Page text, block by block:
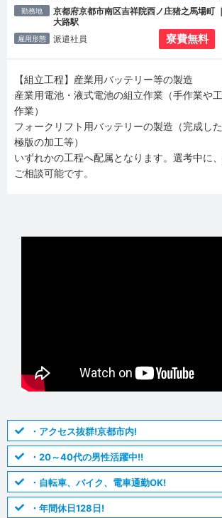
勤務地
京都府京都市南区吉祥院西ノ庄猪之馬場
大路駅
雇用形態 派遣社員 寮費無料
【組立工程】産業用バッテリー等の製造
産業用電池・液式電池の組立作業（手作業や
作業）
フォークリフト用バッテリーの製造（完成し
極版の加工等）
いずれかの工程へ配属となります。選考中に
ご相談可能です。
・アクセス抜群!京都市内!
・20～40代の男性活躍中!!
・自転車、バイク、電車通勤OK!
・年間休日128日!